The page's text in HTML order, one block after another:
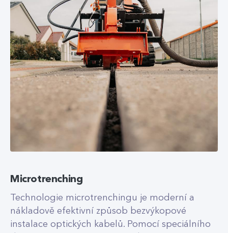
Microtrenching
Technologie microtrenchingu je moderní a
nákladově efektivní způsob bezvýkopové
instalace optických kabelů. Pomocí speciálního